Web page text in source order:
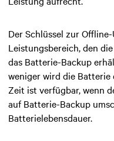
Der Schlüssel zur
Leistungsbereich, den
das Batterie-Backup
weniger wird die
Zeit ist verfügbar, wenn
auf Batterie-Backup
Batterielebensdauer.